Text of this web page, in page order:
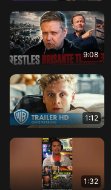
9:08
1:12
1:32